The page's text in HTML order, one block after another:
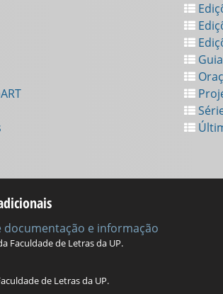
documentação e informação
Faculdade de Letras da UP.
de Letras da UP.